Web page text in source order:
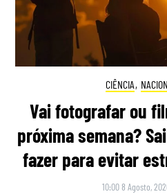
CIÊNCIA,
Vai fotografar ou
próxima semana?
fazer para evitar
10:00 8 Agosto,